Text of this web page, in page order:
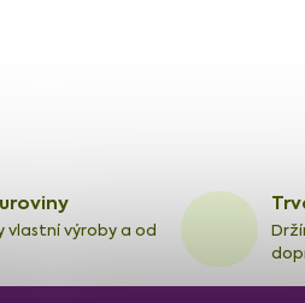
vlastní výroby a od